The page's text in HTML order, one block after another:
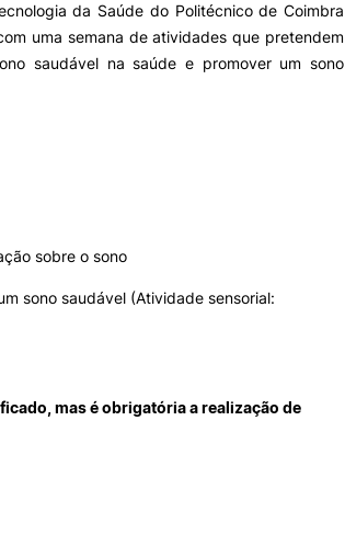
da Saúde do Politécnico de Coimbra
uma semana de atividades que pretendem
saudável na saúde e promover um sono
sobre o sono
sono saudável (Atividade sensorial:
mas é obrigatória a realização de